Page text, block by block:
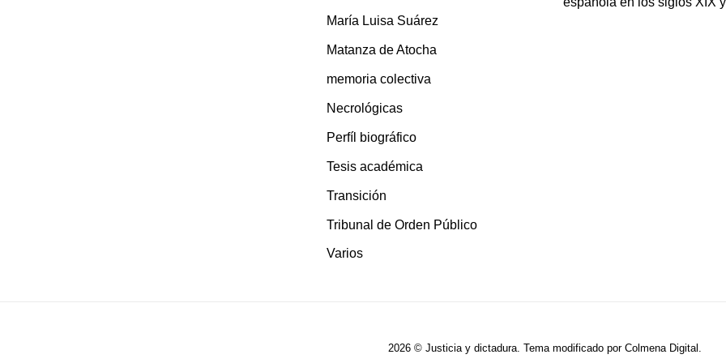
María Luisa Suárez
Matanza de Atocha
memoria colectiva
Necrológicas
Perfíl biográfico
Tesis académica
Transición
Tribunal de Orden Público
Varios
2026 © Justicia y dictadura. Tema modificado por Colmena Digital .